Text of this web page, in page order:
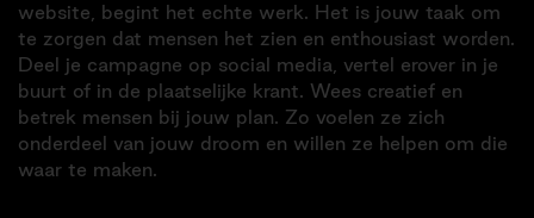
website, begint het echte werk. Het is jouw taak om
te zorgen dat mensen het zien en enthousiast worden.
Deel je campagne op social media, vertel erover in je
buurt of in de plaatselijke krant. Wees creatief en
betrek mensen bij jouw plan. Zo voelen ze zich
onderdeel van jouw droom en willen ze helpen om die
waar te maken.